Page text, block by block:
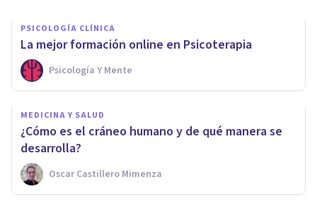
PSICOLOGÍA CLÍNICA
La mejor formación online en Psicoterapia
Psicología Y Mente
MEDICINA Y SALUD
¿Cómo es el cráneo humano y de qué manera se
desarrolla?
Oscar Castillero Mimenza